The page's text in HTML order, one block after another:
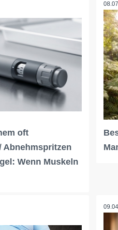
oft
Abnehmspritzen
Wenn Muskeln